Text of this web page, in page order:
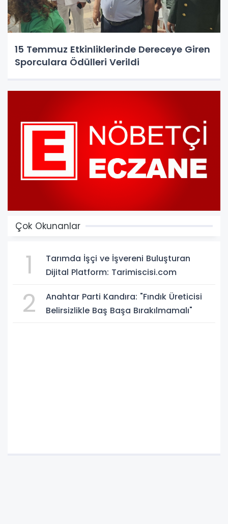
15 Temmuz Etkinliklerinde Dereceye Giren
Sporculara Ödülleri Verildi
Çok Okunanlar
1
Tarımda İşçi ve İşvereni Buluşturan
Dijital Platform: Tarimiscisi.com
2
Anahtar Parti Kandıra: "Fındık Üreticisi
Belirsizlikle Baş Başa Bırakılmamalı"